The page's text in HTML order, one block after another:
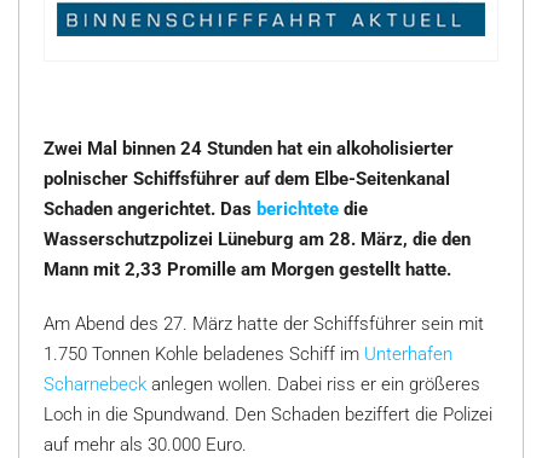
Zwei Mal binnen 24 Stunden hat ein alkoholisierter
polnischer Schiffsführer auf dem Elbe-Seitenkanal
Schaden angerichtet. Das berichtete die
Wasserschutzpolizei Lüneburg am 28. März, die den
Mann mit 2,33 Promille am Morgen gestellt hatte.
Am Abend des 27. März hatte der Schiffsführer sein mit
1.750 Tonnen Kohle beladenes Schiff im Unterhafen
Scharnebeck anlegen wollen. Dabei riss er ein größeres
Loch in die Spundwand. Den Schaden beziffert die Polizei
auf mehr als 30.000 Euro.